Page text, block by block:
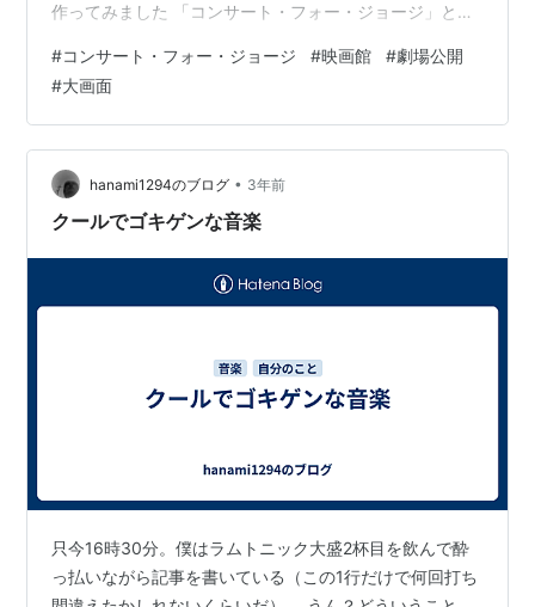
作ってみました 「コンサート・フォー・ジョージ」と
ンドンのロイヤルアルバートホールで 誰のために ちょう
ど1年前に亡くなったジョージ・ハリソンへの追悼(トリ
ビュート)コンサートとして 誰が こちらのメンバーたち
(出演者）が、妻オリヴィア・ハリスンと友エリック・ク
ラプトンが中心となって www.aiaoko.com 映画版は？…
#コンサート・フォー・ジョージ #映画館 #劇場公開
#大画面
hanami1294のブログ • 3年前
クールでゴキゲンな音楽
只今16時30分。僕はラムトニック大盛2杯目を飲んで酔
っ払いながら記事を書いている（この1行だけで何回打ち